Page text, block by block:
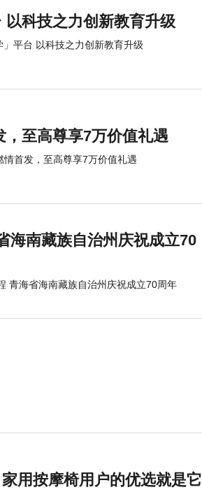
科技之力创新教育升级
平台 以科技之力创新教育升级
至高尊享7万价值礼遇
首发，至高尊享7万价值礼遇
海南藏族自治州庆祝成立70
青海省海南藏族自治州庆祝成立70周年
用按摩椅用户的优选就是它